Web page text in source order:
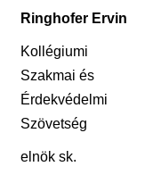
Ringhofer Ervin
Kollégiumi
Szakmai és
Érdekvédelmi
Szövetség
elnök sk.